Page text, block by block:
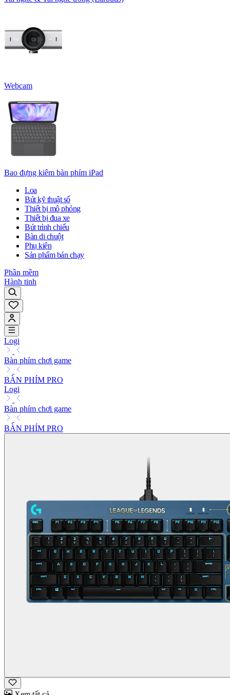
Webcam
Bao đựng kiêm bàn phím iPad
Loa
Bút kỹ thuật số
Thiết bị mô phỏng
Thiết bị đua xe
Bút trình chiếu
Bàn di chuột
Phụ kiện
Sản phẩm bán chạy
Phần mềm
Hành tinh
Logi
Bàn phím chơi game
BÀN PHÍM PRO
Logi
Bàn phím chơi game
BÀN PHÍM PRO